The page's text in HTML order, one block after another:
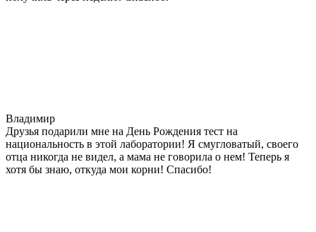
Владимир
Друзья подарили мне на День Рождения тест на
национальность в этой лаборатории! Я смугловатый, своего
отца никогда не видел, а мама не говорила о нем! Теперь я
хотя бы знаю, откуда мои корни! Спасибо!